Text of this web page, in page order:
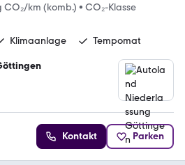
CO₂/km (komb.) • CO₂-Klasse
Klimaanlage Tempomat
Kontakt Parken